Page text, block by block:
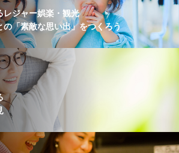
レジャー娯楽・観光
の「素敵な思い出」をつくろう